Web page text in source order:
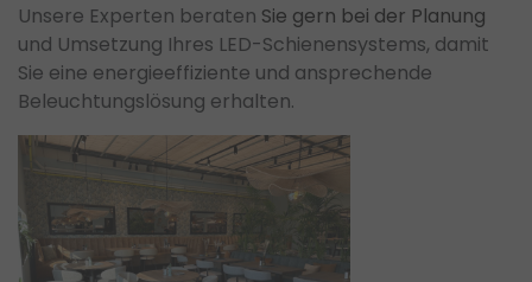
Unsere Experten beraten Sie gern bei der Planung
und Umsetzung Ihres LED-Schienensystems, damit
Sie eine energieeffiziente und ansprechende
Beleuchtungslösung erhalten.